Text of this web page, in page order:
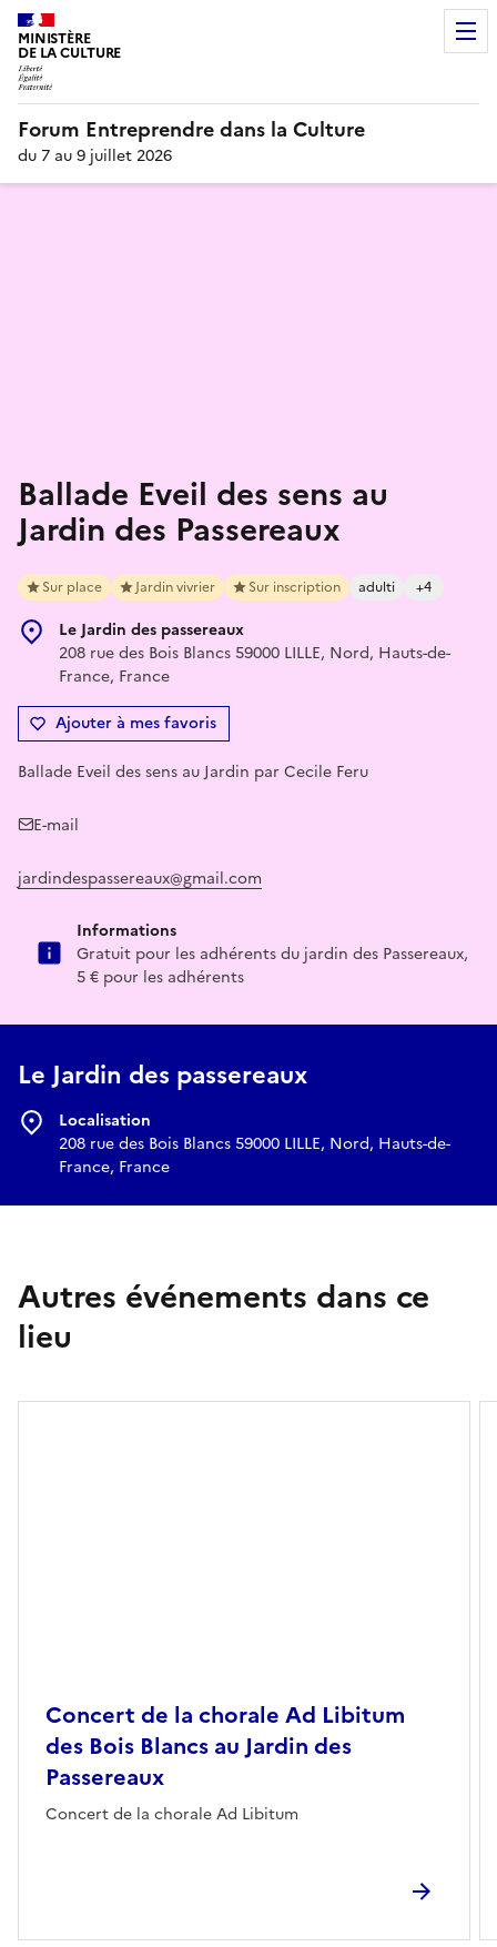
MINISTÈRE
DE LA CULTURE
Forum Entreprendre dans la Culture
du 7 au 9 juillet 2026
Ballade Eveil des sens au
Jardin des Passereaux
Sur place Jardin vivrier Sur inscription adulti +4
Le Jardin des passereaux
208 rue des Bois Blancs 59000 LILLE, Nord, Hauts-de-
France, France
Ajouter à mes favoris
Ballade Eveil des sens au Jardin par Cecile Feru
E-mail
jardindespassereaux@gmail.com
Informations
Gratuit pour les adhérents du jardin des Passereaux,
5 € pour les adhérents
Le Jardin des passereaux
Localisation
208 rue des Bois Blancs 59000 LILLE, Nord, Hauts-de-
France, France
Autres événements dans ce
lieu
Concert de la chorale Ad Libitum
des Bois Blancs au Jardin des
Passereaux
Concert de la chorale Ad Libitum